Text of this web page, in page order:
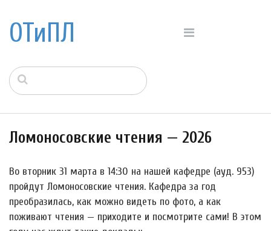
ОТиПЛ
Ломоносовские чтения — 2026
Во вторник 31 марта в 14:30 на нашей кафедре (ауд. 953)
пройдут Ломоносовские чтения. Кафедра за год
преобразилась, как можно видеть по фото, а как
поживают чтения — приходите и посмотрите сами! В этом